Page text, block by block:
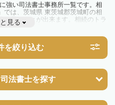
強い司法書士事務所一覧です。相
では、茨城県 東茨城郡茨城町の相
で見ることが出来ます。相続のトラ
近隣の司法書士に相談してみましょ
見る
を絞り込む
司法書士を探す